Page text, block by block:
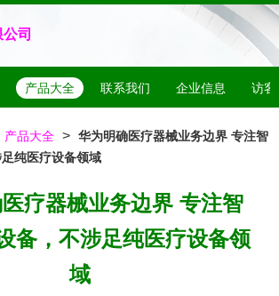
司
产品大全 联系我们 企业信息 访客
产品大全 > 华为明确医疗器械业务边界 专注智
纯医疗设备领域
疗器械业务边界 专注智
备，不涉足纯医疗设备领
域